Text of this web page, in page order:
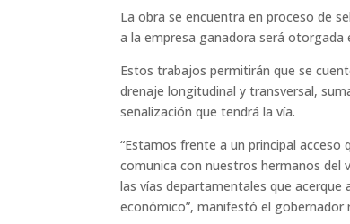
La obra se encuentra en proceso de
a la empresa ganadora será otorgada
Estos trabajos permitirán que se
drenaje longitudinal y transversal,
señalización que tendrá la vía.
“Estamos frente a un principal
comunica con nuestros hermanos del
las vías departamentales que
económico”, manifestó el gobernador